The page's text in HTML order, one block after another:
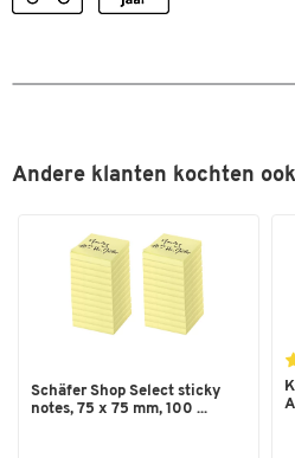
Afmetingen
Andere klanten kochten ook
Schäfer Shop Select sticky
notes, 75 x 75 mm, 100 ...